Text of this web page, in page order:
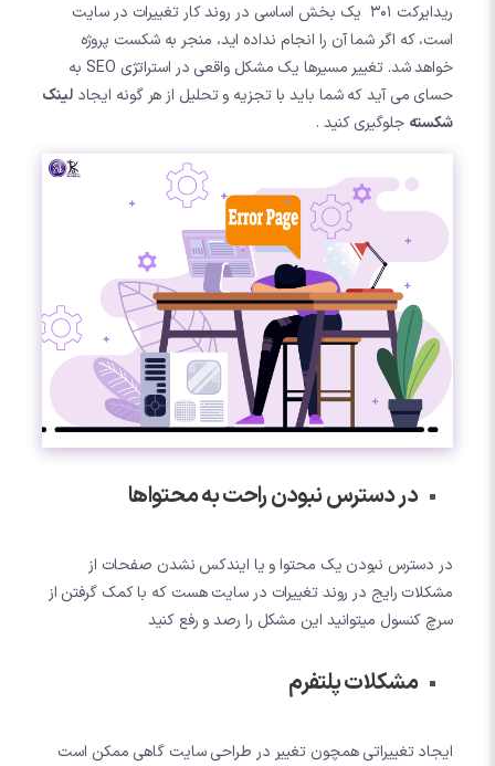
ریدایرکت 301 یک بخش اساسی در روند کار تغییرات در سایت
است، که اگر شما آن را انجام نداده اید، منجر به شکست پروژه
خواهد شد. تغییر مسیرها یک مشکل واقعی در استراتژی SEO به
حسای می آید که شما باید با تجزیه و تحلیل از هر گونه ایجادلینک
شکسته جلوگیری کنید .
در دسترس نبودن راحت به محتواها
در دسترس نبودن یک محتوا و یا ایندکس نشدن صفحات از
مشکلات رایج در روند تغییرات در سایت هست که با کمک گرفتن از
سرچ کنسول میتوانید این مشکل را رصد و رفع کنید
مشکلات پلتفرم
ایجاد تغییراتی همچون تغییر در طراحی سایت گاهی ممکن است